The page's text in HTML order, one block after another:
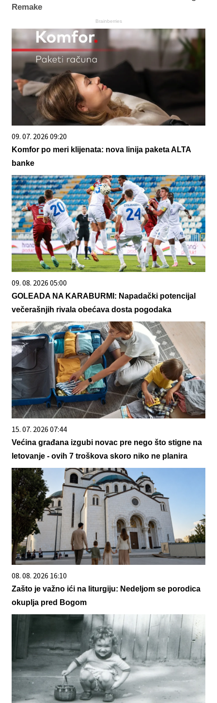
Remake
Brainberries
09. 07. 2026 09:20
Komfor po meri klijenata: nova linija paketa ALTA
banke
09. 08. 2026 05:00
GOLEADA NA KARABURMI: Napadački potencijal
večerašnjih rivala obećava dosta pogodaka
15. 07. 2026 07:44
Većina građana izgubi novac pre nego što stigne na
letovanje - ovih 7 troškova skoro niko ne planira
08. 08. 2026 16:10
Zašto je važno ići na liturgiju: Nedeljom se porodica
okuplja pred Bogom